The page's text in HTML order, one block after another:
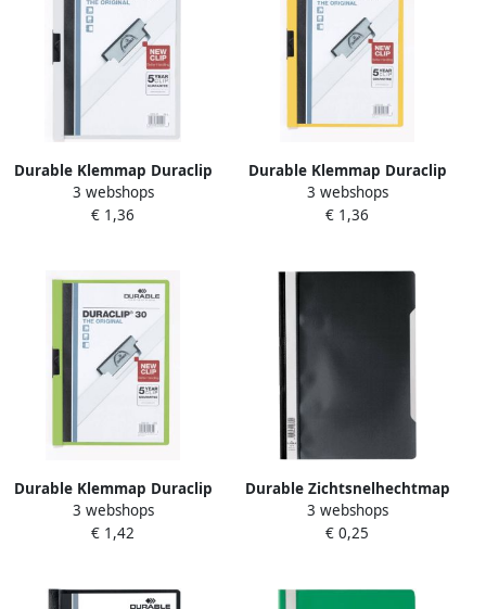
Durable Klemmap Duraclip
A4 3mm 30 vellen wit
3 webshops
€ 1,36
Durable Klemmap Duraclip
A4 3mm 30 vellen geel
3 webshops
€ 1,36
Durable Klemmap Duraclip
A4 3mm 30 vellen groen
3 webshops
€ 1,42
Durable Zichtsnelhechtmap
A4 pak van 50
3 webshops
€ 0,25